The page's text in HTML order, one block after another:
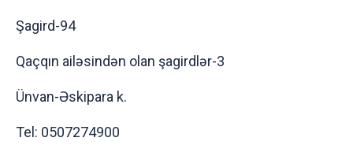
Şagird-94
Qaçqın ailəsindən olan şagirdlər-3
Ünvan-Əskipara k.
Tel: 0507274900